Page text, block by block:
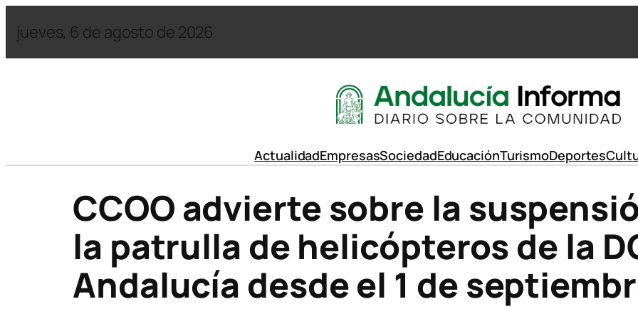
jueves, 6 de agosto de 2026
ActualidadEmpresasSociedadEducaciónTurismoDeportes
CCOO advierte sobre la
la patrulla de helicópteros de la
Andalucía desde el 1 de